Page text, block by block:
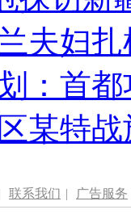
夫妇
：首
某特
联系我们 | 广告服务